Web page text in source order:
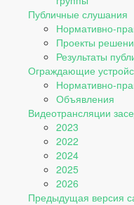
Публичные слушания
Нормативно-
Проекты
Результаты
Ограждающие
Нормативно-
Объявления
Видеотрансляции
2023
2022
2024
2025
2026
Предыдущая версия